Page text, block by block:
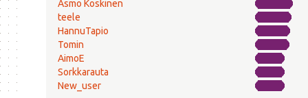
Asmo Koskinen
teele
HannuTapio
Tomin
AimoE
Sorkkarauta
New_user